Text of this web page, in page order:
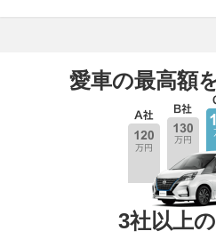
愛車の最高額
3社以上